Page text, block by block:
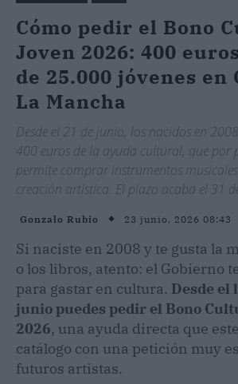
Cómo pedir el Bono
Joven 2026: 400
de 25.000 jóvenes en
La Mancha
Desde el 21 de junio, los nacidos en
400 euros de la ayuda cultural, que por
permite comprar instrumentos
creación artística. El plazo acaba el 31
Gonzalo Rubio 23 junio, 2026 08:43
Si naciste en 2008 y te gusta la
o los libros, atento: el Gobierno
para gastar en cultura. Desde el
junio puedes pedir el Bono
2026, una ayuda directa que
catálogo con una petición muy
futuros artistas.